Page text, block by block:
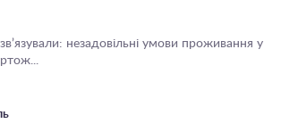
незадовільні умови проживання у